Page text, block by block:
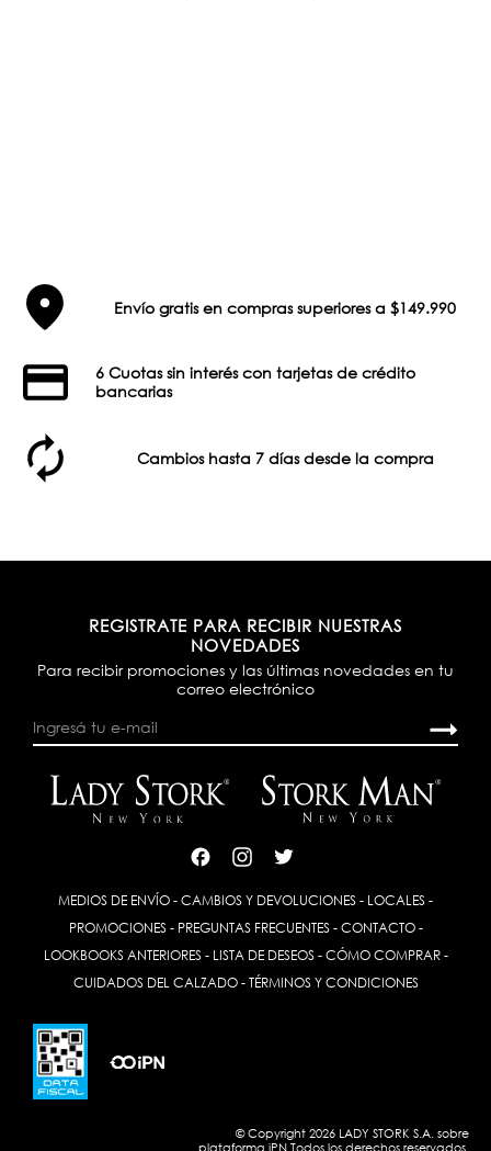
Envío gratis en compras superiores a $149.990
6 Cuotas sin interés con tarjetas de crédito
bancarias
Cambios hasta 7 días desde la compra
REGISTRATE PARA RECIBIR NUESTRAS
NOVEDADES
Para recibir promociones y las últimas novedades en tu
correo electrónico
MEDIOS DE ENVÍO - CAMBIOS Y DEVOLUCIONES - LOCALES -
PROMOCIONES- PREGUNTAS FRECUENTES- CONTACTO-
LOOKBOOKS ANTERIORES- LISTA DE DESEOS- CÓMO COMPRAR-
CUIDADOS DEL CALZADO- TÉRMINOS Y CONDICIONES
© Copyright 2026 LADY STORK S.A. sobre
plataforma iPN Todos los derechos reservados.